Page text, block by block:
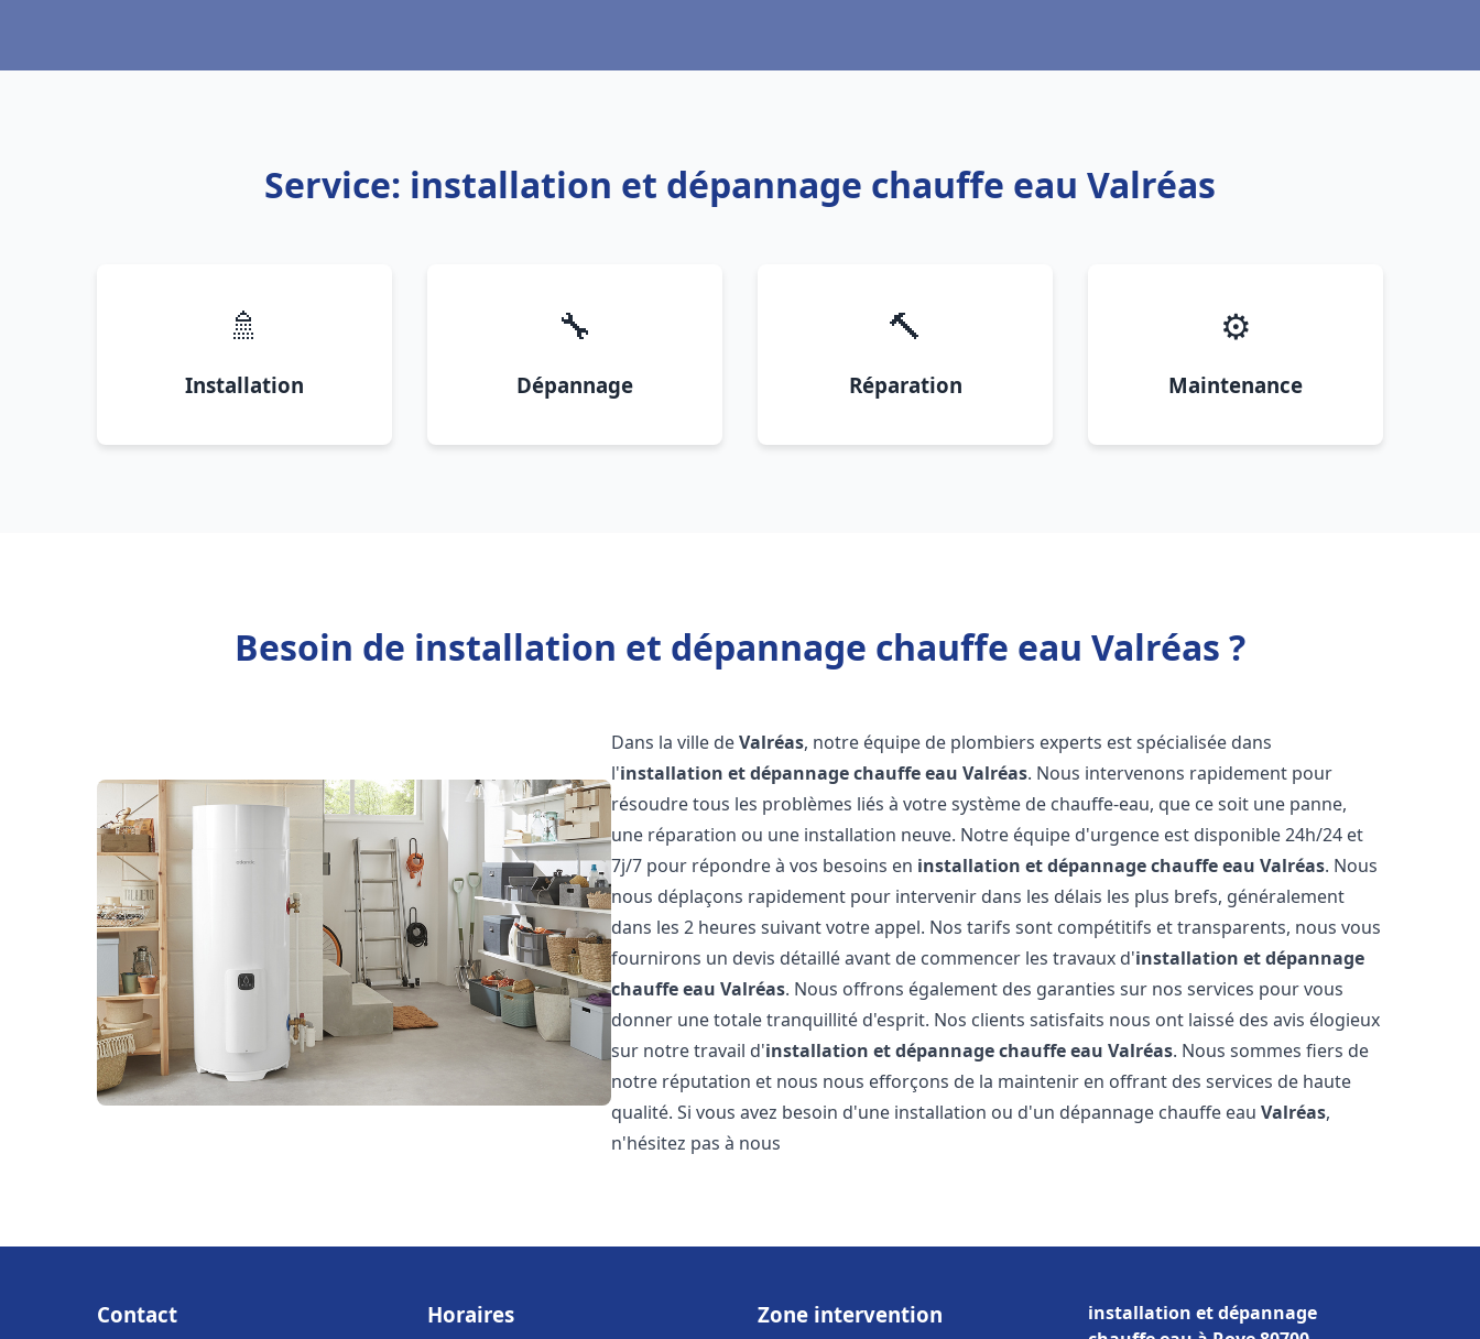
Service: installation et dépannage chauffe eau Valréas
🚿
Installation
🔧
Dépannage
🔨
Réparation
⚙️
Maintenance
Besoin de installation et dépannage chauffe eau Valréas ?
Dans la ville deValréas, notre équipe de plombiers experts est spécialisée dans
l'installation et dépannage chauffe eau Valréas. Nous intervenons rapidement pour
résoudre tous les problèmes liés à votre système de chauffe-eau, que ce soit une panne,
une réparation ou une installation neuve. Notre équipe d'urgence est disponible 24h/24 et
7j/7 pour répondre à vos besoins en installation et dépannage chauffe eau Valréas. Nous
nous déplaçons rapidement pour intervenir dans les délais les plus brefs, généralement
dans les 2 heures suivant votre appel. Nos tarifs sont compétitifs et transparents, nous vous
fournirons un devis détaillé avant de commencer les travaux d'installation et dépannage
chauffe eau Valréas. Nous offrons également des garanties sur nos services pour vous
donner une totale tranquillité d'esprit. Nos clients satisfaits nous ont laissé des avis élogieux
sur notre travail d'installation et dépannage chauffe eau Valréas. Nous sommes fiers de
notre réputation et nous nous efforçons de la maintenir en offrant des services de haute
qualité. Si vous avez besoin d'une installation ou d'un dépannage chauffe eauValréas,
n'hésitez pas à nous
Contact Horaires Zone intervention
installation et dépannage